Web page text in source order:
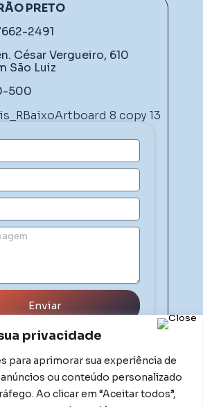
privacidade
para aprimorar sua experiência de
ou conteúdo personalizado
Ao clicar em “Aceitar todos”,
PRETO
2491
César Vergueiro, 610
São Luiz
500
Enviar